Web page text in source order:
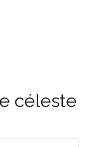
céleste